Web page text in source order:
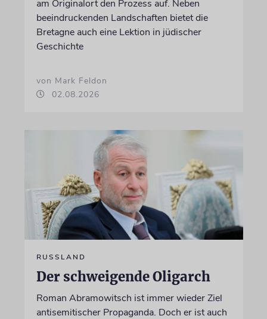
am Originalort den Prozess auf. Neben
beeindruckenden Landschaften bietet die
Bretagne auch eine Lektion in jüdischer
Geschichte
von Mark Feldon
02.08.2026
RUSSLAND
Der schweigende Oligarch
Roman Abramowitsch ist immer wieder Ziel
antisemitischer Propaganda. Doch er ist auch